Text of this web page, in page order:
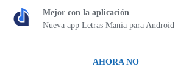
LETRAS
SOUNDTRACK LETRAS
TOP 100 LETRAS
ENVIA LETRAS
Letrasmania.com - Copyright © 2026 - All
Mejor con la aplicación
Nueva app Letras Mania para Android
AHORA NO